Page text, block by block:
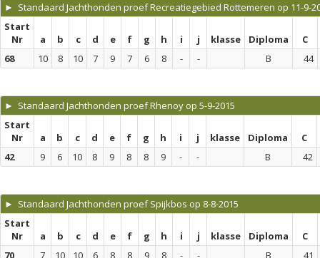
► Standaard Jachthonden proef Recreatiegebied Rottemeren op 11-9-
Start
Nr
a b c d e f g h i j klasse Diploma
C
68
10 8 10 7 9 7 6 8 - - B 44
► Standaard Jachthonden proef Rhenoy op 5-9-2015
Start
Nr
a b c d e f g h i j klasse Diploma
C
42
9 6 10 8 9 8 8 9 - - B 42
► Standaard Jachthonden proef Spijkbos op 8-8-2015
Start
Nr
a b c d e f g h i j klasse Diploma
C
70
7 10 10 6 8 8 9 8 - - B 41